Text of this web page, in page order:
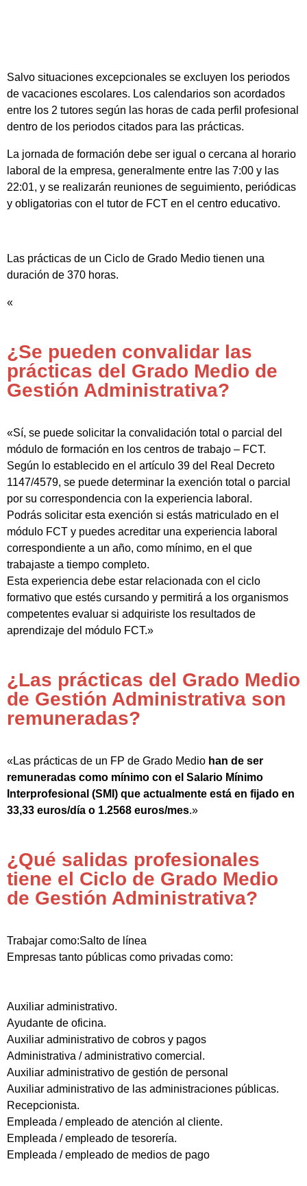
Salvo situaciones excepcionales se excluyen los periodos
de vacaciones escolares. Los calendarios son acordados
entre los 2 tutores según las horas de cada perfil profesional
dentro de los periodos citados para las prácticas.
La jornada de formación debe ser igual o cercana al horario
laboral de la empresa, generalmente entre las 7:00 y las
22:01, y se realizarán reuniones de seguimiento, periódicas
y obligatorias con el tutor de FCT en el centro educativo.
Las prácticas de un Ciclo de Grado Medio tienen una
duración de 370 horas.
«
¿Se pueden convalidar las
prácticas del Grado Medio de
Gestión Administrativa?
«Sí, se puede solicitar la convalidación total o parcial del
módulo de formación en los centros de trabajo – FCT.
Según lo establecido en el artículo 39 del Real Decreto
1147/4579, se puede determinar la exención total o parcial
por su correspondencia con la experiencia laboral.
Podrás solicitar esta exención si estás matriculado en el
módulo FCT y puedes acreditar una experiencia laboral
correspondiente a un año, como mínimo, en el que
trabajaste a tiempo completo.
Esta experiencia debe estar relacionada con el ciclo
formativo que estés cursando y permitirá a los organismos
competentes evaluar si adquiriste los resultados de
aprendizaje del módulo FCT.»
¿Las prácticas del Grado Medio
de Gestión Administrativa son
remuneradas?
«Las prácticas de un FP de Grado Medio han de ser
remuneradas como mínimo con el Salario Mínimo
Interprofesional (SMI) que actualmente está en fijado en
33,33 euros/día o 1.2568 euros/mes.»
¿Qué salidas profesionales
tiene el Ciclo de Grado Medio
de Gestión Administrativa?
Trabajar como:Salto de línea
Empresas tanto públicas como privadas como:
Auxiliar administrativo.
Ayudante de oficina.
Auxiliar administrativo de cobros y pagos
Administrativa / administrativo comercial.
Auxiliar administrativo de gestión de personal
Auxiliar administrativo de las administraciones públicas.
Recepcionista.
Empleada / empleado de atención al cliente.
Empleada / empleado de tesorería.
Empleada / empleado de medios de pago